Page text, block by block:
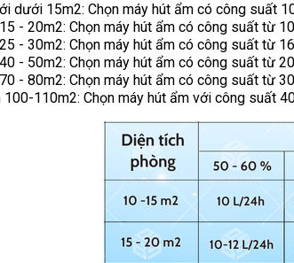
dưới 15m2: Chọn máy hút ẩm có công suất
- 20m2: Chọn máy hút ẩm có công suất từ
- 30m2: Chọn máy hút ẩm có công suất từ
- 50m2: Chọn máy hút ẩm có công suất từ
- 80m2: Chọn máy hút ẩm có công suất từ
100-110m2: Chọn máy hút ẩm với công suất